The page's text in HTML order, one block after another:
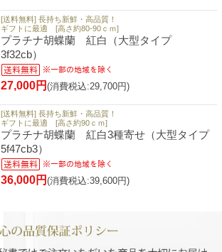
[送料無料] 長持ち新鮮・高品質！
ギフトに最適 [高さ約80-90ｃｍ]
プラチナ胡蝶蘭 紅白（大型タイプ
3f32cb）
27,000円 (消費税込:29,700円)
[送料無料] 長持ち新鮮・高品質！
ギフトに最適 [高さ約90ｃｍ]
プラチナ胡蝶蘭 紅白3種寄せ（大型タイプ
5f47cb3）
36,000円 (消費税込:39,600円)